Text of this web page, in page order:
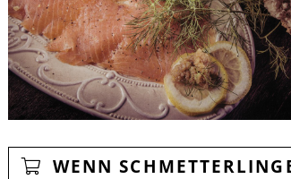
WENN SCHMETTERLINGE